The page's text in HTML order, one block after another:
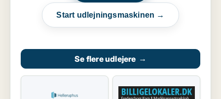
Start udlejningsmaskinen →
Se flere udlejere →